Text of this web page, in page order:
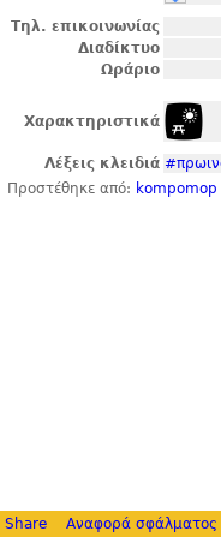
Τηλ. επικοινωνίας
Διαδίκτυο
Ωράριο
Χαρακτηριστικά
Λέξεις κλειδιά
Προστέθηκε από: kompomop
Share Αναφορά σφάλματος